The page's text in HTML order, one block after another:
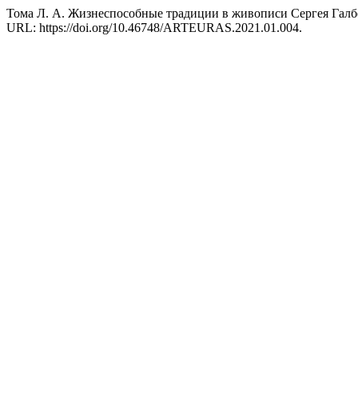
Тома Л. А. Жизнеспособные традиции в живописи Сергея
URL: https://doi.org/10.46748/ARTEURAS.2021.01.004.